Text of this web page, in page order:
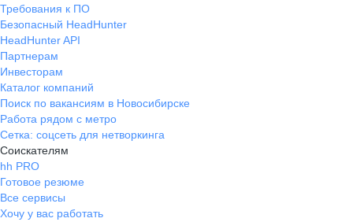
Требования к ПО
Безопасный HeadHunter
HeadHunter API
Партнерам
Инвесторам
Каталог компаний
Поиск по вакансиям в Новосибирске
Работа рядом с метро
Сетка: соцсеть для нетворкинга
Соискателям
hh PRO
Готовое резюме
Все сервисы
Хочу у вас работать